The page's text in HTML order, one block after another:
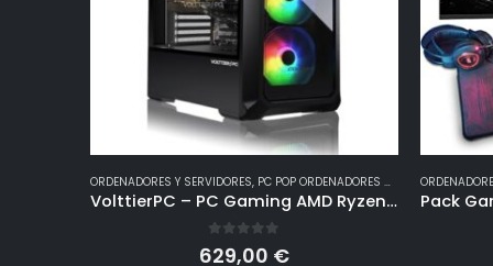
ORDENADORES Y SERVIDORES, PC POP ORDENADORES GAMING
VolttierPC – PC Gaming AMD Ryzen 5 5600G 6×4.4Ghz | Radeon Vega 7 | 16GB DDR4 | 1TB SSD M.2 NVMe | WiFi | Windows 11 | Ordenador de Sobremesa | Pc Gamer
out of 5
629,00 €